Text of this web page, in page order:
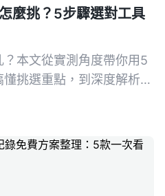
麼挑？5步驟選對工具
本文從實測角度帶你用5
挑選重點，到深度解析首
漏掉關鍵決策。